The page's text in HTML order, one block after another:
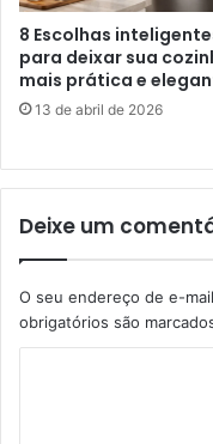
8 Escolhas
para deixar sua
mais prática e
13 de abril de 2026
Deixe um
O seu endereço de e-
obrigatórios são